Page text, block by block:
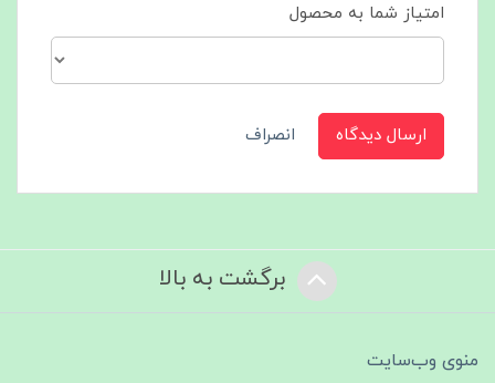
امتیاز شما به محصول
ارسال دیدگاه انصراف
برگشت به بالا
منوی وب‌سایت